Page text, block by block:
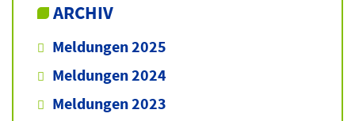
ARCHIV
Meldungen 2025
Meldungen 2024
Meldungen 2023